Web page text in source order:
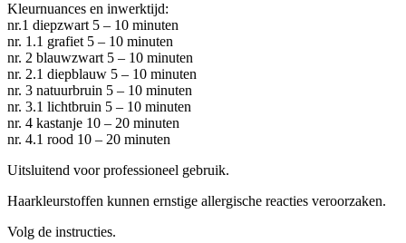
Kleurnuances en inwerktijd:
nr.1 diepzwart 5 – 10 minuten
nr. 1.1 grafiet 5 – 10 minuten
nr. 2 blauwzwart 5 – 10 minuten
nr. 2.1 diepblauw 5 – 10 minuten
nr. 3 natuurbruin 5 – 10 minuten
nr. 3.1 lichtbruin 5 – 10 minuten
nr. 4 kastanje 10 – 20 minuten
nr. 4.1 rood 10 – 20 minuten
Uitsluitend voor professioneel gebruik.
Haarkleurstoffen kunnen ernstige allergische reacties veroorzaken.
Volg de instructies.